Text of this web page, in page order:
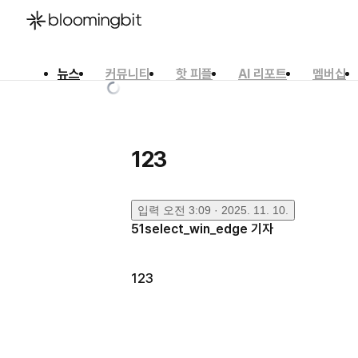
뉴스 커뮤니티 핫 피플 AI 리포트 멤버십
123
입력 오전 3:09 · 2025. 11. 10.
51select_win_edge 기자
123